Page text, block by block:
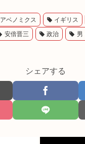
アベノミクス イギリス
安倍晋三 政治 男
シェアする